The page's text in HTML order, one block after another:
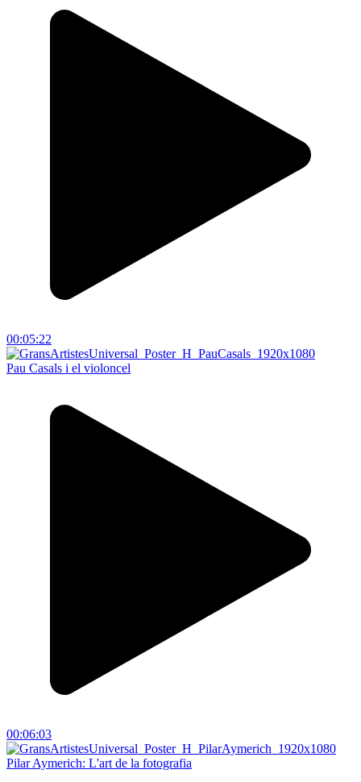
00:05:22
Pau Casals i el violoncel
00:06:03
Pilar Aymerich: L'art de la fotografia